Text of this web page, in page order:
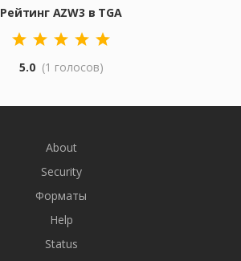
Рейтинг AZW3 в TGA
5.0 (1 голосов)
About
Security
Форматы
Help
Status